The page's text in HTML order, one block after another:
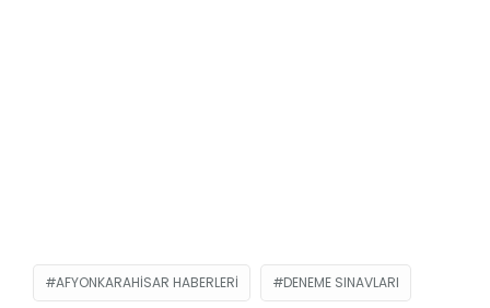
AFYONKARAHISAR HABERLERI DENEME SINAVLARI